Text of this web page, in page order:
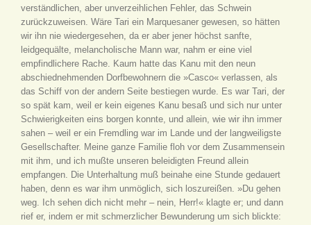
verständlichen, aber unverzeihlichen Fehler, das Schwein
zurückzuweisen. Wäre Tari ein Marquesaner gewesen, so hätten
wir ihn nie wiedergesehen, da er aber jener höchst sanfte,
leidgequälte, melancholische Mann war, nahm er eine viel
empfindlichere Rache. Kaum hatte das Kanu mit den neun
abschiednehmenden Dorfbewohnern die »Casco« verlassen, als
das Schiff von der andern Seite bestiegen wurde. Es war Tari, der
so spät kam, weil er kein eigenes Kanu besaß und sich nur unter
Schwierigkeiten eins borgen konnte, und allein, wie wir ihn immer
sahen – weil er ein Fremdling war im Lande und der langweiligste
Gesellschafter. Meine ganze Familie floh vor dem Zusammensein
mit ihm, und ich mußte unseren beleidigten Freund allein
empfangen. Die Unterhaltung muß beinahe eine Stunde gedauert
haben, denn es war ihm unmöglich, sich loszureißen. »Du gehen
weg. Ich sehen dich nicht mehr – nein, Herr!« klagte er; und dann
rief er, indem er mit schmerzlicher Bewunderung um sich blickte: